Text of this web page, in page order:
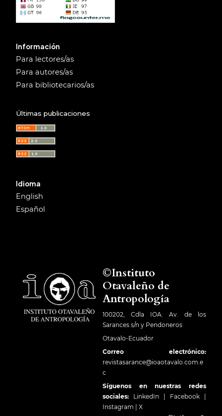
Información
Para lectores/as
Para autores/as
Para bibliotecarios/as
Últimas publicaciones
Idioma
English
Español
©Instituto
Otavaleño de
Antropología
100202, Cdla IOA. Av. de los
Sarances s/n y Pendoneros
Otavalo-Ecuador
Correo electrónico:
revistasarance@ioaotavalo.com.e
c
Síguenos en nuestras redes
sociales: LinkedIn | Facebook |
Instagram | X